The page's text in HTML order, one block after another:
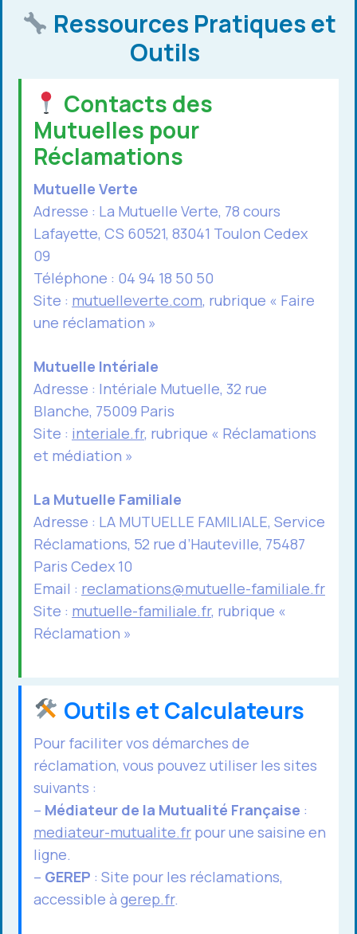
Ressources Pratiques et
Outils
Contacts des
Mutuelles pour
Réclamations
Mutuelle Verte
Adresse : La Mutuelle Verte, 78 cours
Lafayette, CS 60521, 83041 Toulon Cedex
09
Téléphone : 04 94 18 50 50
Site : mutuelleverte.com, rubrique « Faire
une réclamation »
Mutuelle Intériale
Adresse : Intériale Mutuelle, 32 rue
Blanche, 75009 Paris
Site : interiale.fr, rubrique « Réclamations
et médiation »
La Mutuelle Familiale
Adresse : LA MUTUELLE FAMILIALE, Service
Réclamations, 52 rue d’Hauteville, 75487
Paris Cedex 10
Email : reclamations@mutuelle-familiale.fr
Site : mutuelle-familiale.fr, rubrique «
Réclamation »
Outils et Calculateurs
Pour faciliter vos démarches de
réclamation, vous pouvez utiliser les sites
suivants :
– Médiateur de la Mutualité Française :
mediateur-mutualite.fr pour une saisine en
ligne.
– GEREP : Site pour les réclamations,
accessible à gerep.fr.